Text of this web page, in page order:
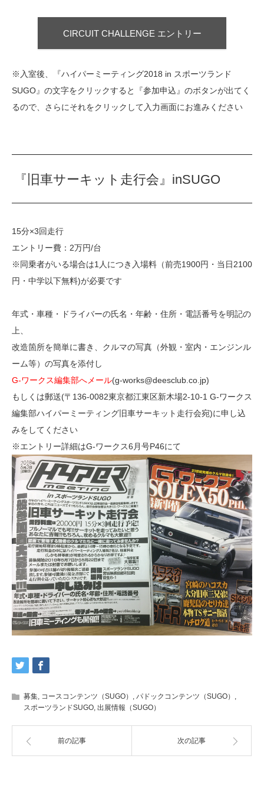
CIRCUIT CHALLENGE エントリー
※入室後、『ハイパーミーティング2018 in スポーツランド
SUGO』の文字をクリックすると『参加申込』のボタンが出てく
るので、さらにそれをクリックして入力画面にお進みください
『旧車サーキット走行会』inSUGO
15分×3回走行
エントリー費：2万円/台
※同乗者がいる場合は1人につき入場料（前売1900円・当日2100
円・中学以下無料)が必要です
年式・車種・ドライバーの氏名・年齢・住所・電話番号を明記の
上、
改造箇所を簡単に書き、クルマの写真（外観・室内・エンジンル
ーム等）の写真を添付し
G-ワークス編集部へメール(g-works@deesclub.co.jp)
もしくは郵送(〒136-0082東京都江東区新木場2-10-1 G-ワークス
編集部ハイパーミーティング旧車サーキット走行会宛)に申し込
みをしてください
※エントリー詳細はG-ワークス6月号P46にて
募集 コースコンテンツ（SUGO） パドックコンテンツ（SUGO）
スポーツランドSUGO 出展情報（SUGO）
前の記事 次の記事